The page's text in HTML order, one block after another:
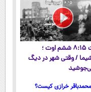
ساعت ۸:۱۵ ششم اوت ؛
/ وقتی شهر در دیگ
محمدباقر خرازی کیست؟